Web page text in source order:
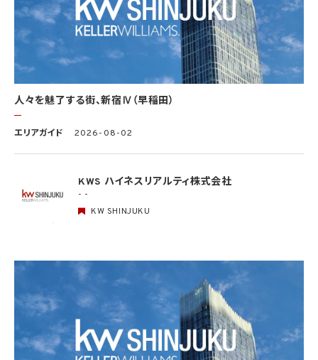
(3) 当該要配慮個人情報が、本人、国の機関、地方公共団体、学術研究機関等、個人情報
保護法第57条第1項各号に掲げる者その他個人情報保護委員会規則で定める者により
公開されている場合
(4) 本人を目視し、又は撮影することにより、その外形上明らかな要配慮個人情報を取得
する場合
(5) 第三者から要配慮個人情報の提供を受ける場合であって、当該第三者による当該提
供が第8.1項各号のいずれかに該当するとき
5.3 当社は、第三者から個人情報の提供を受けるに際しては、個人情報保護委員会規則
該個人情報の提供が第4.1項各号のいずれかに該当する場合又は第8.1項各号のいずれ
(2) 当該第三者による当該個人情報の取得の経緯
6. 個人情報の安全管理
当社は、個人情報の紛失、破壊、改ざん及び漏洩などのリスクに対して、個人情報の安全
全管理が図られるよう、必要かつ適切な監督を行います。当社の保有個人データに関す
る具体的な安全管理措置の内容は、以下のとおりです。
基本方針の策定
個人データの適正な取扱いの確保のため、「関係法令・ガイドライン等の遵守」、「質問及
び苦情処理の窓口」等についての基本方針として、本プライバシーポリシーを策定
個人データの取扱いに係る規律の整備
人々を魅了する街、新宿Ⅳ（早稲田）
エリアガイド 2026-08-02
KWS ハイネスリアルティ株式会社
- -
KW SHINJUKU